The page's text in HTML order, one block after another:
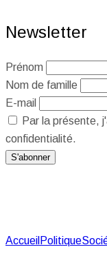
Newsletter
Prénom
Nom de famille
E-mail
Par la présente,
confidentialité.
Accueil Politique